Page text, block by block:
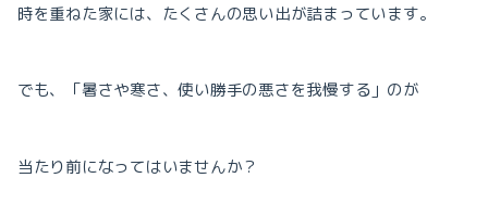
時を重ねた家には、たくさんの思い出が詰まっています。
でも、「暑さや寒さ、使い勝手の悪さを我慢する」のが
当たり前になってはいませんか？